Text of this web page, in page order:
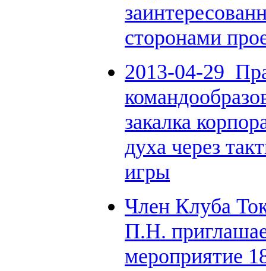
сторонами
2013-04-
закалка
духа через
игры
Член Клуба
П.Н.
мероприятие